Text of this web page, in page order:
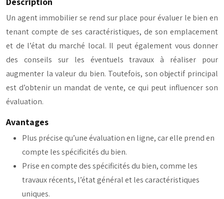
Un agent immobilier se rend sur place pour évaluer le bien en
tenant compte de ses caractéristiques, de son emplacement
et de l’état du marché local. Il peut également vous donner
des conseils sur les éventuels travaux à réaliser pour
augmenter la valeur du bien. Toutefois, son objectif principal
est d’obtenir un mandat de vente, ce qui peut influencer son
évaluation.
Avantages
Plus précise qu’une évaluation en ligne, car elle prend en
compte les spécificités du bien.
Prise en compte des spécificités du bien, comme les
travaux récents, l’état général et les caractéristiques
uniques.